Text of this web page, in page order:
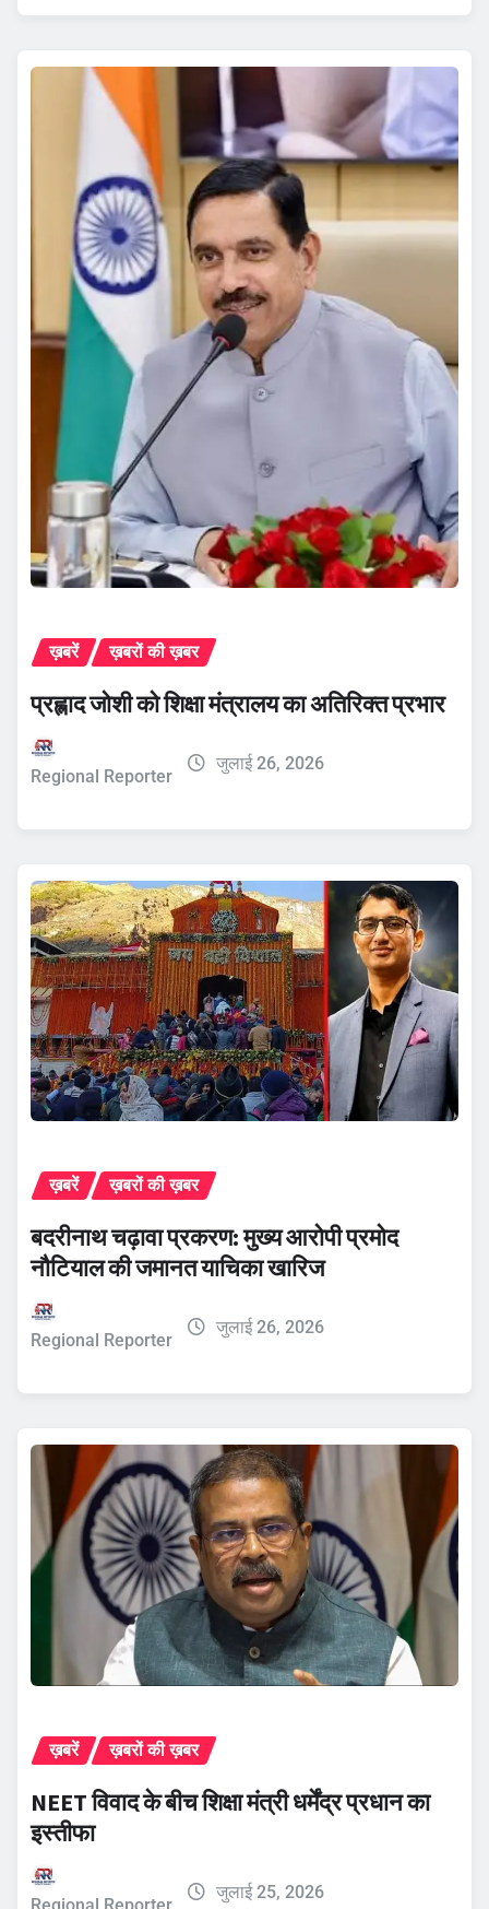
ख़बरें ख़बरों की ख़बर
प्रह्लाद जोशी को शिक्षा मंत्रालय का अतिरिक्त प्रभार
Regional Reporter
जुलाई 26, 2026
ख़बरें ख़बरों की ख़बर
बदरीनाथ चढ़ावा प्रकरण: मुख्य आरोपी प्रमोद
नौटियाल की जमानत याचिका खारिज
Regional Reporter
जुलाई 26, 2026
ख़बरें ख़बरों की ख़बर
NEET विवाद के बीच शिक्षा मंत्री धर्मेंद्र प्रधान का
इस्तीफा
जुलाई 25, 2026